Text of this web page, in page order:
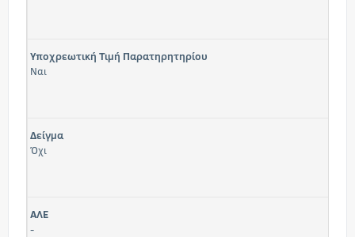
Υποχρεωτική Τιμή Παρατηρητηρίου
Ναι
Δείγμα
Όχι
ΑΛΕ
-